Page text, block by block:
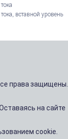
вставной уровень
права защищены.
на сайте
cookie.